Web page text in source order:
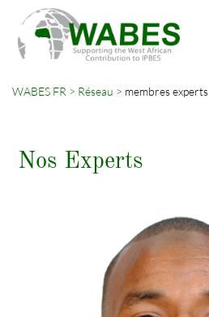
WABES FR Réseau membres experts
Nos Experts